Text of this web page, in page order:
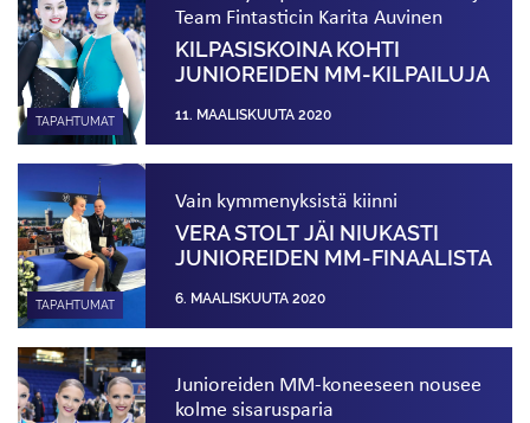
TAPAHTUMAT
Team Fintasticin Karita Auvinen
KILPASISKOINA KOHTI
JUNIOREIDEN MM-KILPAILUJA
11. MAALISKUUTA 2020
TAPAHTUMAT
Vain kymmenyksistä kiinni
VERA STOLT JÄI NIUKASTI
JUNIOREIDEN MM-FINAALISTA
6. MAALISKUUTA 2020
Junioreiden MM-koneeseen nousee
kolme sisarusparia